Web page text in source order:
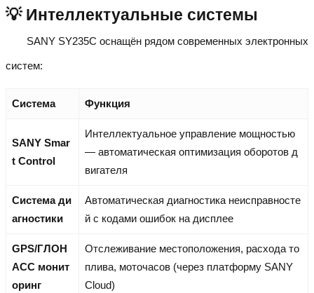
💡 Интеллектуальные системы
SANY SY235C оснащён рядом современных электронных
систем:
Система Функция
SANY Smar
t Control
Интеллектуальное управление мощностью
— автоматическая оптимизация оборотов д
вигателя
Система ди
агностики
Автоматическая диагностика неисправносте
й с кодами ошибок на дисплее
GPS/ГЛОН
АСС монит
оринг
Отслеживание местоположения, расхода то
плива, моточасов (через платформу SANY
Cloud)